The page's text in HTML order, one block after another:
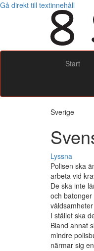
Gå direkt till textinnehåll
Start
Sverige
Lyssna
Polisen ska
arbeta vid
De ska inte
och
I stället ska
Bland annat
mindre
närmar sig